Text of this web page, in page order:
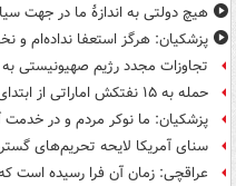
هیچ دولتی به اندازۀ ما در جهت
پزشکیان: هرگز استعفا نداده‌ام و
تجاوزات مجدد رژیم صهیونیستی
حمله به ۱۵ نفتکش‌ اماراتی از ابتدای جنگ
پزشکیان: ما نوکر مردم و در
سنای آمریکا لایحه تحریم‌های
عراقچی: زمان آن فرا رسیده است